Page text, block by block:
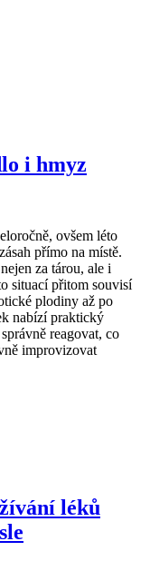
i hmyz
ovšem léto
přímo na místě.
za tárou, ale i
situací přitom souvisí
plodiny až po
nabízí praktický
reagovat, co
improvizovat
léků